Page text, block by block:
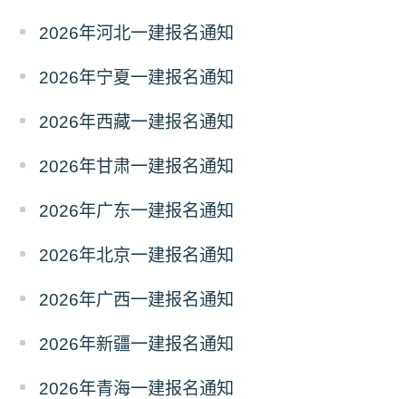
2026年河北一建报名通知
2026年宁夏一建报名通知
2026年西藏一建报名通知
2026年甘肃一建报名通知
2026年广东一建报名通知
2026年北京一建报名通知
2026年广西一建报名通知
2026年新疆一建报名通知
2026年青海一建报名通知